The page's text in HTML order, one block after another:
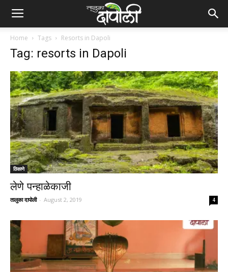
Home Tags Resorts in Dapoli
Tag: resorts in Dapoli
ठिकाणे
लेणे पन्हाळेकाजी
तालुका दापोली - August 2, 2019 4